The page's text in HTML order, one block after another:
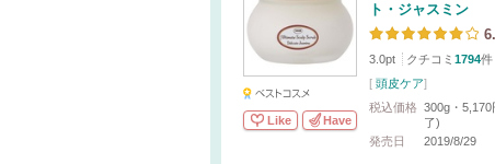
Like Have
ト・ジャスミン
3.0pt クチコミ 1794件
[ 頭皮ケア]
税込価格 300g・5,170
了)
発売日
2019/8/29